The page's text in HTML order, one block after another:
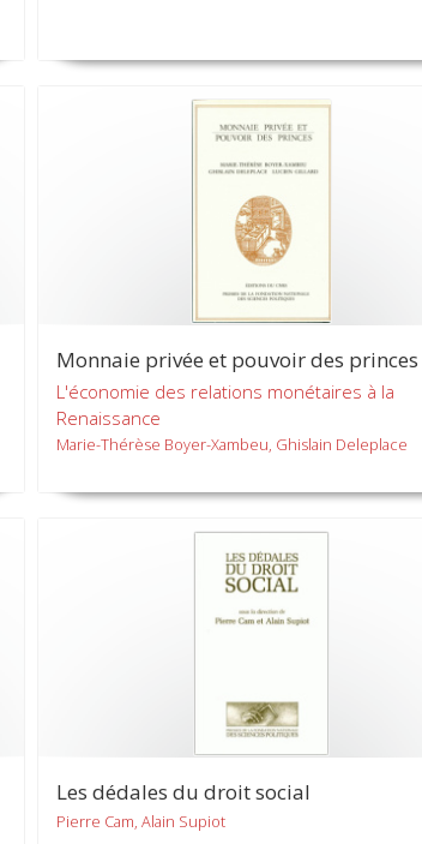
Monnaie privée et pouvoir des princes
L'économie des relations monétaires à la
Renaissance
Marie-Thérèse Boyer-Xambeu, Ghislain Deleplace
Les dédales du droit social
Pierre Cam, Alain Supiot